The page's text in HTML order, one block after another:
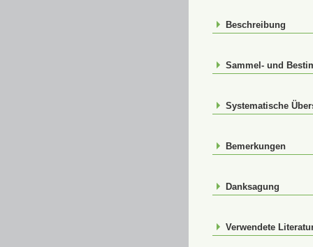
Beschreibung
Sammel- und
Systematische
Bemerkungen
Danksagung
Verwendete